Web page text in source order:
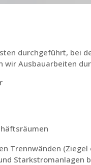
durchgeführt, bei
wir Ausbauarbeiten
Trennwänden (Ziegel
Starkstromanlagen